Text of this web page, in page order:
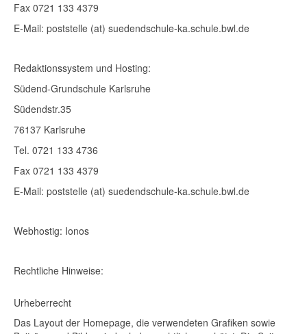
Fax 0721 133 4379
E-Mail: poststelle (at) suedendschule-ka.schule.bwl.de
Redaktionssystem und Hosting:
Südend-Grundschule Karlsruhe
Südendstr.35
76137 Karlsruhe
Tel. 0721 133 4736
Fax 0721 133 4379
E-Mail: poststelle (at) suedendschule-ka.schule.bwl.de
Webhostig: Ionos
Rechtliche Hinweise:
Urheberrecht
Das Layout der Homepage, die verwendeten Grafiken sowie